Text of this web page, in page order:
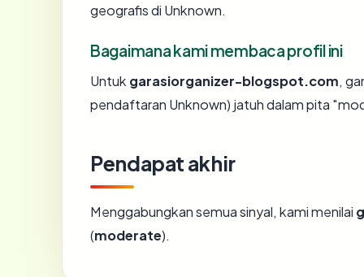
geografis di Unknown.
Bagaimana kami membaca profil ini
Untuk garasiorganizer-blogspot.com,
pendaftaran Unknown) jatuh dalam pita
Pendapat akhir
Menggabungkan semua sinyal, kami menilai
(moderate).